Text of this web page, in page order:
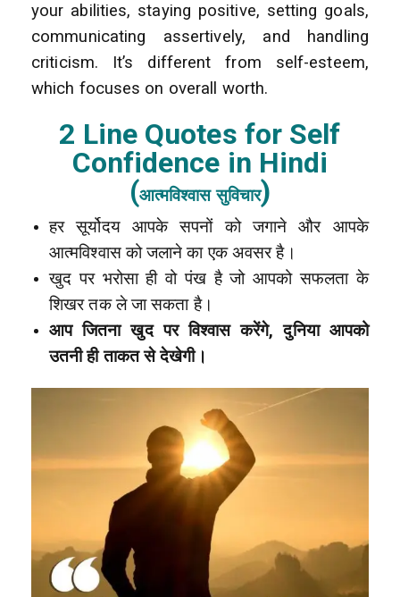
your abilities, staying positive, setting goals,
communicating assertively, and handling
criticism. It’s different from self-esteem,
which focuses on overall worth.
2 Line Quotes for Self
Confidence in Hindi
(आत्मविश्वास सुविचार)
हर सूर्योदय आपके सपनों को जगाने और आपके
आत्मविश्वास को जलाने का एक अवसर है।
खुद पर भरोसा ही वो पंख है जो आपको सफलता के
शिखर तक ले जा सकता है।
आप जितना खुद पर विश्वास करेंगे, दुनिया आपको
उतनी ही ताकत से देखेगी।